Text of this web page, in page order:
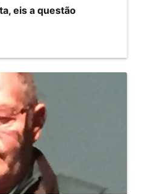
eis a questão